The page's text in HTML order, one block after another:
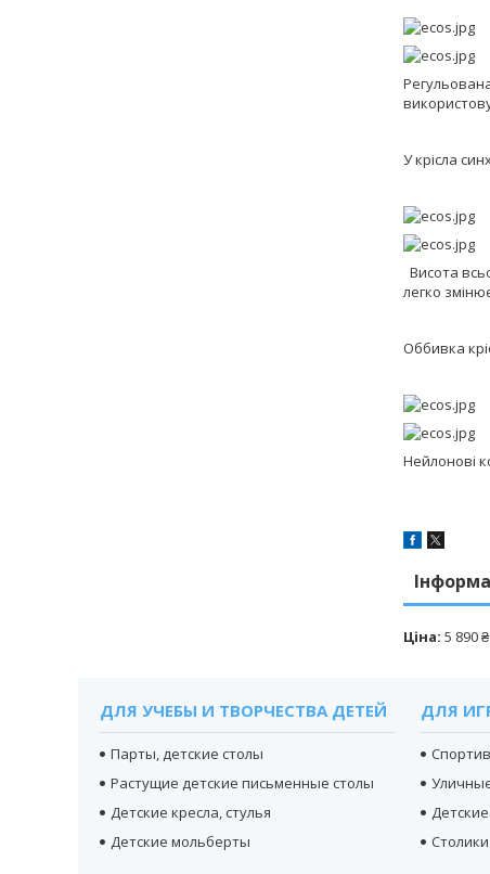
У крісла
Висота
легко
Оббивка
Нейлонові
Ціна: 5 890 ₴
ДЛЯ УЧЕБЫ И ТВОРЧЕСТВА ДЕТЕЙ
Парты, детские столы
Растущие детские письменные столы
Детские кресла, стулья
Детские мольберты
ДЛЯ